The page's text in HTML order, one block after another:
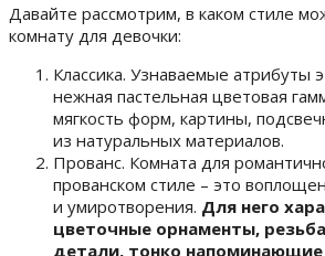
Давайте рассмотрим, в каком стиле
комнату для девочки:
Классика. Узнаваемые атрибуты
нежная пастельная цветовая
мягкость форм, картины,
из натуральных материалов.
Прованс. Комната для
прованском стиле – это
и умиротворения. Для него
цветочные орнаменты,
детали, тонко